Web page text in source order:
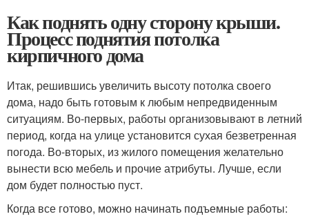
Как поднять одну сторону крыши.
Процесс поднятия потолка
кирпичного дома
Итак, решившись увеличить высоту потолка своего
дома, надо быть готовым к любым непредвиденным
ситуациям. Во-первых, работы организовывают в летний
период, когда на улице установится сухая безветренная
погода. Во-вторых, из жилого помещения желательно
вынести всю мебель и прочие атрибуты. Лучше, если
дом будет полностью пуст.
Когда все готово, можно начинать подъемные работы: